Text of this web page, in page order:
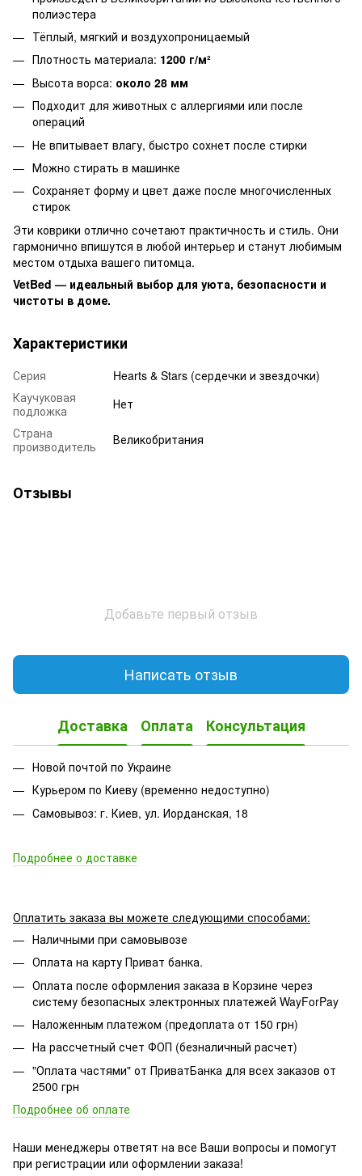
полиэстера
Тёплый, мягкий и воздухопроницаемый
Плотность материала: 1200 г/м²
Высота ворса: около 28 мм
Подходит для животных с аллергиями или после
операций
Не впитывает влагу, быстро сохнет после стирки
Можно стирать в машинке
Сохраняет форму и цвет даже после многочисленных
стирок
Эти коврики отлично сочетают практичность и стиль. Они
гармонично впишутся в любой интерьер и станут любимым
местом отдыха вашего питомца.
VetBed — идеальный выбор для уюта, безопасности и
чистоты в доме.
Характеристики
Серия
Hearts & Stars (сердечки и звездочки)
Каучуковая
подложка
Нет
Страна
производитель
Великобритания
Отзывы
Добавьте первый отзыв
Написать отзыв
Доставка Оплата Консультация
Новой почтой по Украине
Курьером по Киеву (временно недоступно)
Самовывоз: г. Киев, ул. Иорданская, 18
Подробнее о доставке
Оплатить заказа вы можете следующими способами:
Наличными при самовывозе
Оплата на карту Приват банка.
Оплата после оформления заказа в Корзине через
систему безопасных электронных платежей WayForPay
Наложенным платежом (предоплата от 150 грн)
На рассчетный счет ФОП (безналичный расчет)
"Оплата частями" от ПриватБанка для всех заказов от
2500 грн
Подробнее об оплате
Наши менеджеры ответят на все Ваши вопросы и помогут
при регистрации или оформлении заказа!